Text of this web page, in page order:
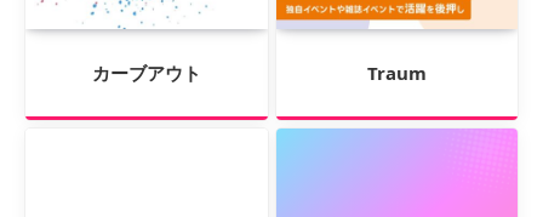
カーブアウト Traum